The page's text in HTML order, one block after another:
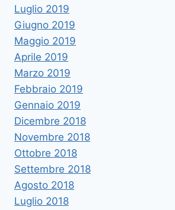
Luglio 2019
Giugno 2019
Maggio 2019
Aprile 2019
Marzo 2019
Febbraio 2019
Gennaio 2019
Dicembre 2018
Novembre 2018
Ottobre 2018
Settembre 2018
Agosto 2018
Luglio 2018